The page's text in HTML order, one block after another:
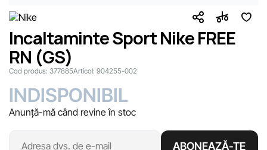
Incaltaminte Sport Nike FREE
RN (GS)
Cod produs: 377885Articol: 904255-002
INDISPONIBIL
Anunță-mă când revine în stoc
ABONEAZĂ-TE